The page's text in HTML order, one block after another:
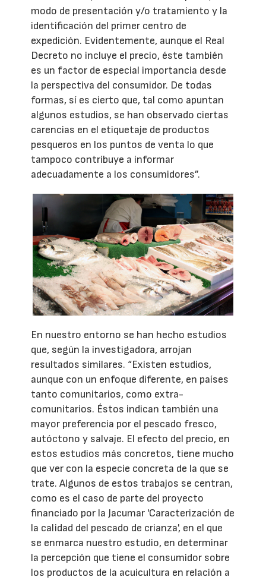
modo de presentación y/o tratamiento y la
identificación del primer centro de
expedición. Evidentemente, aunque el Real
Decreto no incluye el precio, éste también
es un factor de especial importancia desde
la perspectiva del consumidor. De todas
formas, sí es cierto que, tal como apuntan
algunos estudios, se han observado ciertas
carencias en el etiquetaje de productos
pesqueros en los puntos de venta lo que
tampoco contribuye a informar
adecuadamente a los consumidores”.
En nuestro entorno se han hecho estudios
que, según la investigadora, arrojan
resultados similares. “Existen estudios,
aunque con un enfoque diferente, en países
tanto comunitarios, como extra-
comunitarios. Éstos indican también una
mayor preferencia por el pescado fresco,
autóctono y salvaje. El efecto del precio, en
estos estudios más concretos, tiene mucho
que ver con la especie concreta de la que se
trate. Algunos de estos trabajos se centran,
como es el caso de parte del proyecto
financiado por la Jacumar 'Caracterización de
la calidad del pescado de crianza', en el que
se enmarca nuestro estudio, en determinar
la percepción que tiene el consumidor sobre
los productos de la acuicultura en relación a